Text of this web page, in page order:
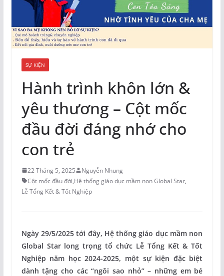
SỰ KIỆN
Hành trình khôn lớn &
yêu thương – Cột mốc
đầu đời đáng nhớ cho
con trẻ
22 Tháng 5, 2025
Nguyễn Nhung
Cột mốc đầu đời,Hệ thống giáo dục mầm non Global Star,
Lễ Tổng Kết & Tốt Nghiệp
Ngày 29/5/2025 tới đây, Hệ thống giáo dục mầm non
Global Star long trọng tổ chức Lễ Tổng Kết & Tốt
Nghiệp năm học 2024-2025, một sự kiện đặc biệt
dành tặng cho các “ngôi sao nhỏ” – những em bé